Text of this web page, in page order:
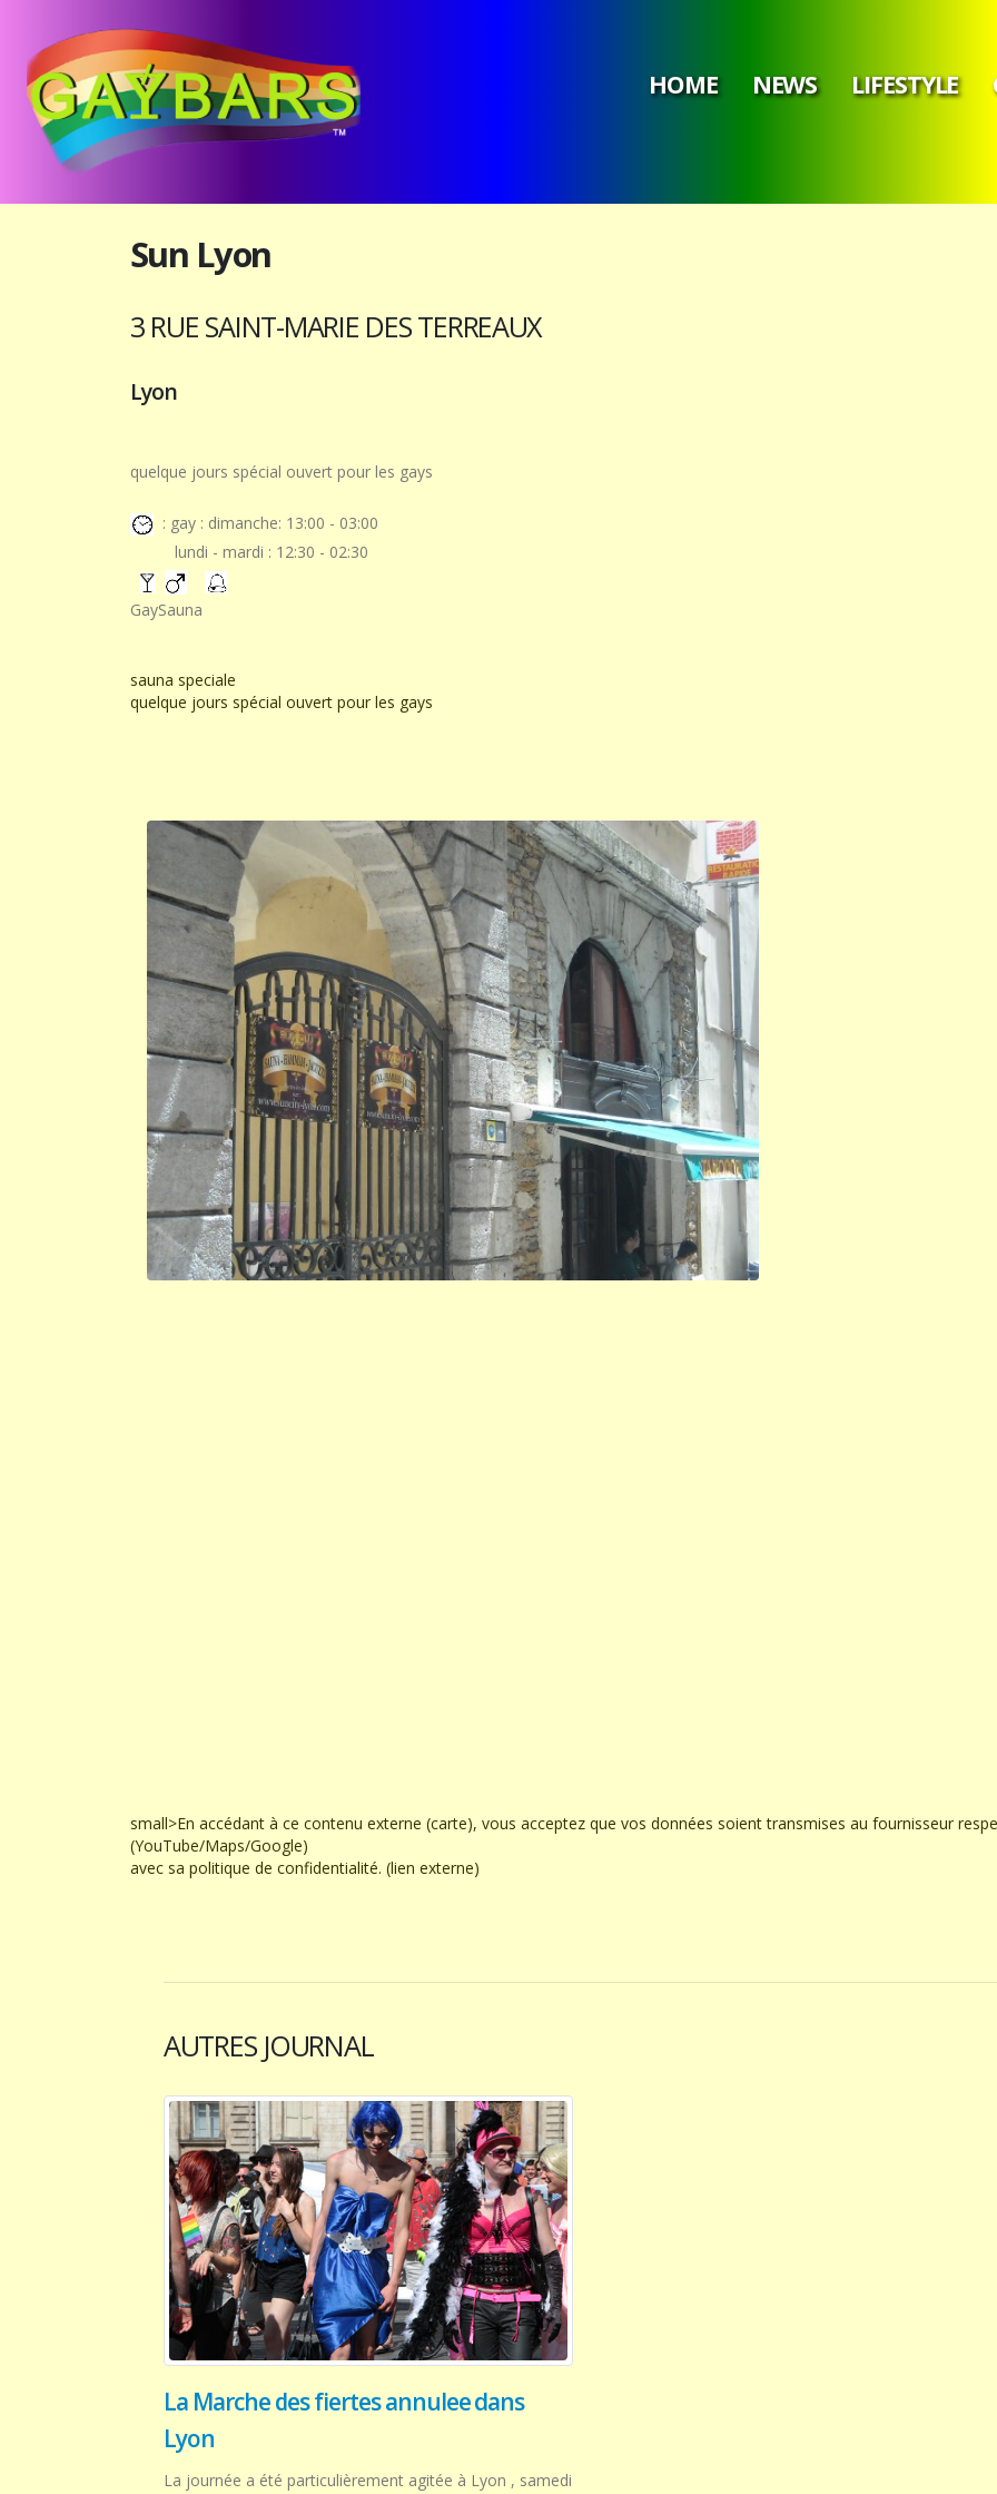
HOME NEWS LIFESTYLE
Sun Lyon
3 RUE SAINT-MARIE DES TERREAUX
Lyon
quelque jours spécial ouvert pour les gays
: gay : dimanche: 13:00 - 03:00
lundi - mardi : 12:30 - 02:30
GaySauna
sauna speciale
quelque jours spécial ouvert pour les gays
small>En accédant à ce contenu externe (carte), vous acceptez que vos données soient transmises au fournisseur
(YouTube/Maps/Google)
avec sa politique de confidentialité. (lien externe)
AUTRES JOURNAL
La Marche des fiertes annulee dans
Lyon
La journée a été particulièrement agitée à Lyon , samedi